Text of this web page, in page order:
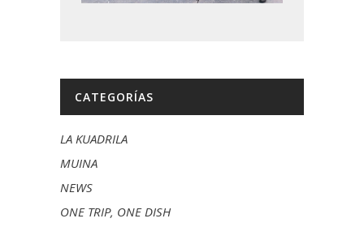
CATEGORÍAS
LA KUADRILA
MUINA
NEWS
ONE TRIP, ONE DISH